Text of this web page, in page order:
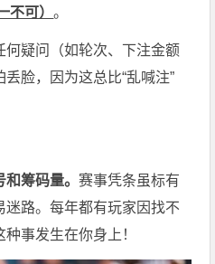
不可）。
何疑问（如轮次、下注金额
脸，因为这总比“乱喊注”
和筹码量。赛事凭条虽标有
路。每年都有玩家因找不
事发生在你身上！